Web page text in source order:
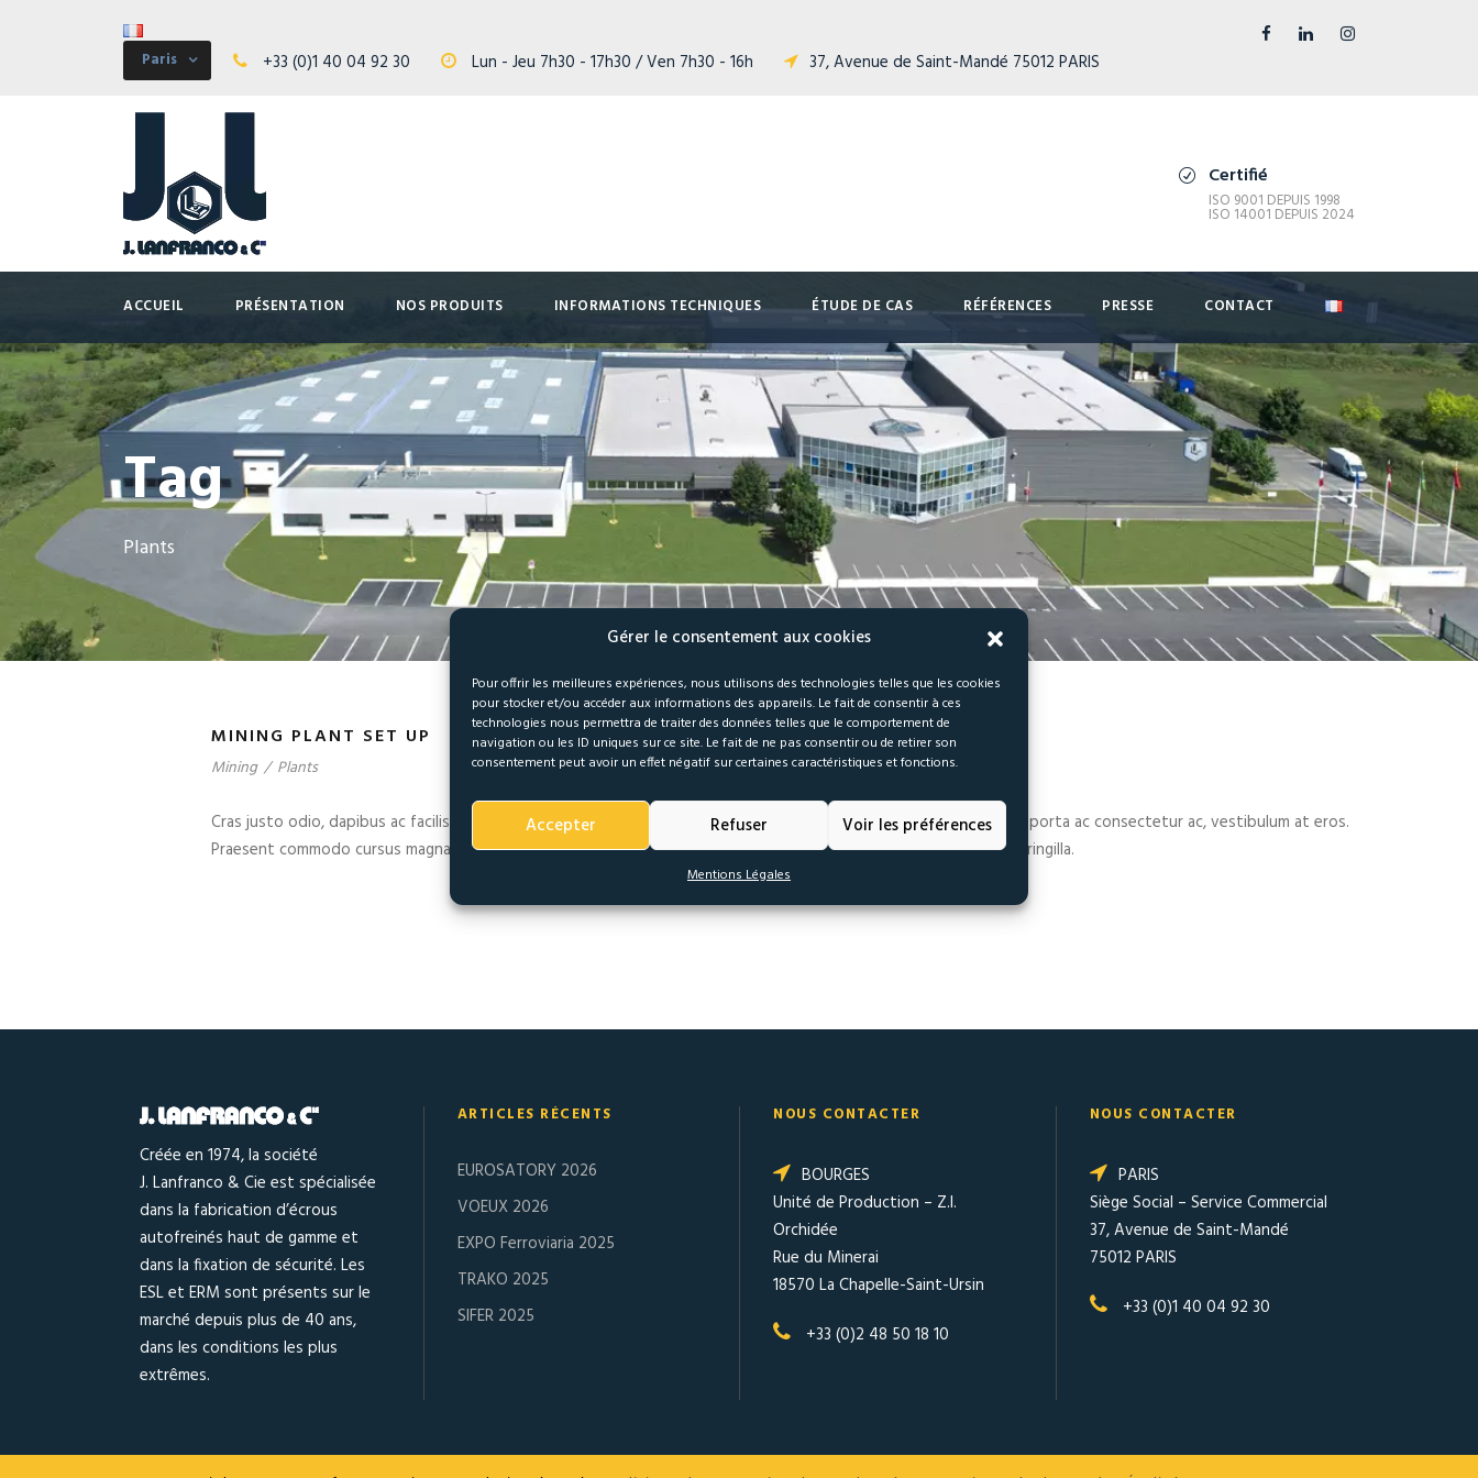
Gérer le consentement aux cookies
Pour offrir les meilleures expériences, nous utilisons des technologies telles que les cookies
pour stocker et/ou accéder aux informations des appareils. Le fait de consentir à ces
technologies nous permettra de traiter des données telles que le comportement de
navigation ou les ID uniques sur ce site. Le fait de ne pas consentir ou de retirer son
consentement peut avoir un effet négatif sur certaines caractéristiques et fonctions.
Accepter Refuser Voir les préférences
Mentions Légales
Paris +33 (0)1 40 04 92 30 Lun - Jeu 7h30 - 17h30 / Ven 7h30 - 16h 37, Avenue de Saint-Mandé 75012 PARIS
Certifié
ISO 9001 DEPUIS 1998
ISO 14001 DEPUIS 2024
ACCUEIL PRÉSENTATION NOS PRODUITS INFORMATIONS TECHNIQUES ÉTUDE DE CAS RÉFÉRENCES PRESSE CONTACT
Tag
Plants
MINING PLANT SET UP
Mining / Plants
Cras justo odio, dapibus ac facilisis in, egestas eget quam. Nulla vitae elit libero, a pharetra augue. Morbi leo risus, porta ac consectetur ac, vestibulum at eros.
Praesent commodo cursus magna, vel scelerisque nisl consectetur et. Donec ullamcorper nulla non metus auctor fringilla.
Créée en 1974, la société
J. Lanfranco & Cie est spécialisée
dans la fabrication d’écrous
autofreinés haut de gamme et
dans la fixation de sécurité. Les
ESL et ERM sont présents sur le
marché depuis plus de 40 ans,
dans les conditions les plus
extrêmes.
ARTICLES RÉCENTS
EUROSATORY 2026
VOEUX 2026
EXPO Ferroviaria 2025
TRAKO 2025
SIFER 2025
NOUS CONTACTER
BOURGES
Unité de Production – Z.I.
Orchidée
Rue du Minerai
18570 La Chapelle-Saint-Ursin
+33 (0)2 48 50 18 10
NOUS CONTACTER
PARIS
Siège Social – Service Commercial
37, Avenue de Saint-Mandé
75012 PARIS
+33 (0)1 40 04 92 30